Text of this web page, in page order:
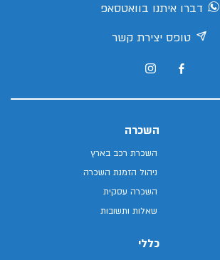
דברו איתנו בוואטסאפ
טופס יצירת קשר
השכרה
השכרת רכב בארץ
ניהול הזמנת השכרה
השכרה עסקית
שאלות ותשובות
כללי